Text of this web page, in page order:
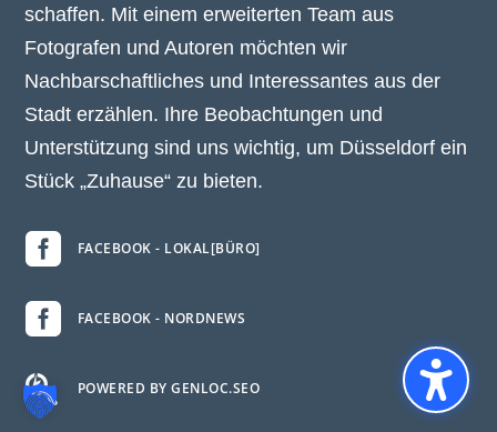
schaffen. Mit einem erweiterten Team aus
Fotografen und Autoren möchten wir
Nachbarschaftliches und Interessantes aus der
Stadt erzählen. Ihre Beobachtungen und
Unterstützung sind uns wichtig, um Düsseldorf ein
Stück „Zuhause“ zu bieten.
 FACEBOOK - LOKAL[BÜRO]
 FACEBOOK - NORDNEWS
 POWERED BY GENLOC.SEO